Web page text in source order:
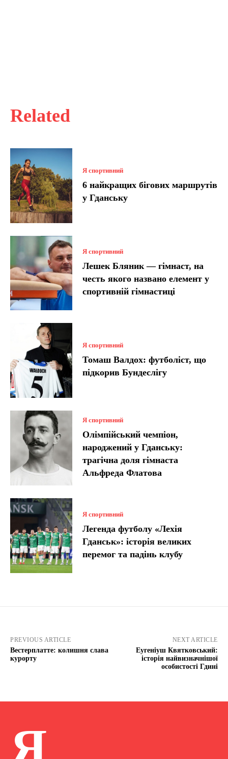
Related
Я спортивний
6 найкращих бігових маршрутів
у Гданську
Я спортивний
Лешек Бляник — гімнаст, на
честь якого названо елемент у
спортивній гімнастиці
Я спортивний
Томаш Валдох: футболіст, що
підкорив Бундеслігу
Я спортивний
Олімпійський чемпіон,
народжений у Гданську:
трагічна доля гімнаста
Альфреда Флатова
Я спортивний
Легенда футболу «Лехія
Гданськ»: історія великих
перемог та падінь клубу
PREVIOUS ARTICLE
Вестерплатте: колишня слава
курорту
NEXT ARTICLE
Еугеніуш Квятковський:
історія найвизначнішої
особистості Гдині
Я